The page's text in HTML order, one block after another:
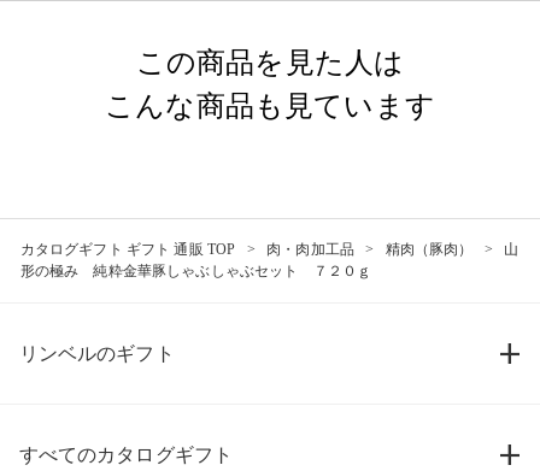
この商品を見た人は
こんな商品も見ています
カタログギフト ギフト 通販 TOP 肉・肉加工品 精肉（豚肉）
山
形の極み 純粋金華豚しゃぶしゃぶセット ７２０ｇ
リンベルのギフト
すべてのカタログギフト